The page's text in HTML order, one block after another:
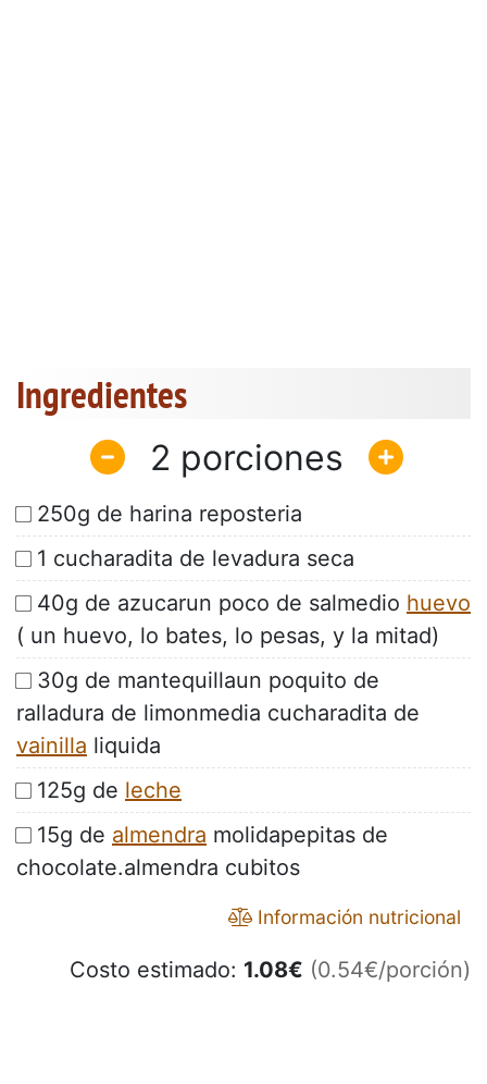
Ingredientes
2
250g de harina reposteria
1 cucharadita de levadura seca
40g de azucarun poco de salmedio huevo
( un huevo, lo bates, lo pesas, y la mitad)
30g de mantequillaun poquito de
ralladura de limonmedia cucharadita de
vainilla liquida
125g de leche
15g de almendra molidapepitas de
chocolate.almendra cubitos
Información nutricional
Costo estimado: 1.08€ (0.54€/porción)